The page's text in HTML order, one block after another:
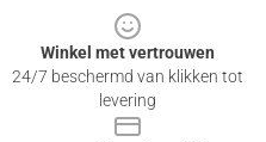
Winkel met vertrouwen
24/7 beschermd van klikken tot
levering